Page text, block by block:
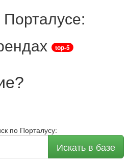
top-5
?
по Порталусу:
Искать в базе